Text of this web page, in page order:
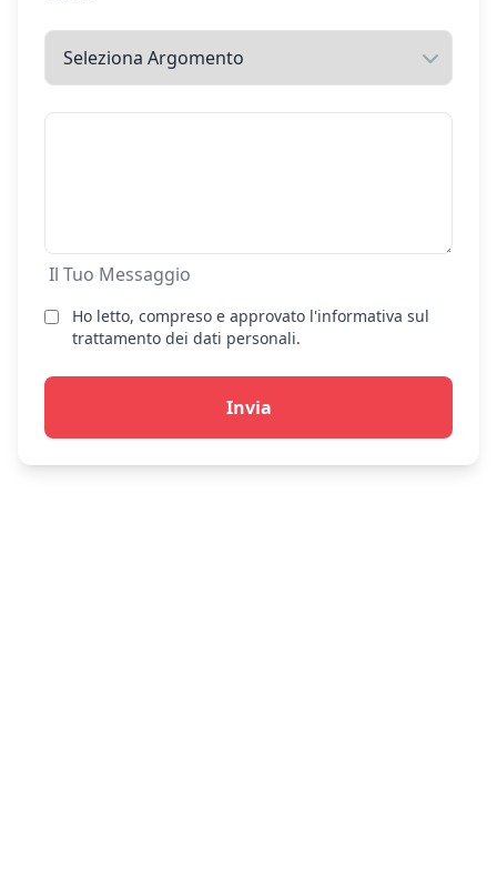
Il Tuo Messaggio
Ho letto, compreso e approvato l'informativa sul
trattamento dei dati personali.
Invia